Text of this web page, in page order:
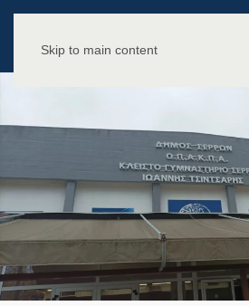
Skip to main content